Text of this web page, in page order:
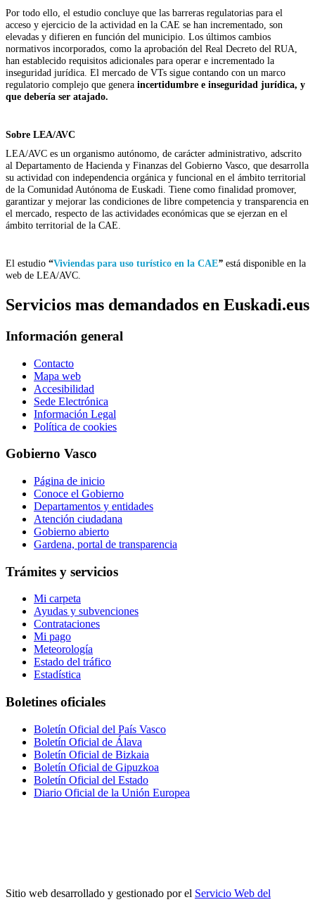
Por todo ello, el estudio concluye que las barreras regulatorias para el
acceso y ejercicio de la actividad en la CAE se han incrementado, son
elevadas y difieren en función del municipio. Los últimos cambios
normativos incorporados, como la aprobación del Real Decreto del RUA,
han establecido requisitos adicionales para operar e incrementado la
inseguridad jurídica. El mercado de VTs sigue contando con un marco
regulatorio complejo que genera incertidumbre e inseguridad jurídica, y
que debería ser atajado.
Sobre LEA/AVC
LEA/AVC es un organismo autónomo, de carácter administrativo, adscrito
al Departamento de Hacienda y Finanzas del Gobierno Vasco, que desarrolla
su actividad con independencia orgánica y funcional en el ámbito territorial
de la Comunidad Autónoma de Euskadi. Tiene como finalidad promover,
garantizar y mejorar las condiciones de libre competencia y transparencia en
el mercado, respecto de las actividades económicas que se ejerzan en el
ámbito territorial de la CAE.
El estudio “Viviendas para uso turístico en la CAE” está disponible en la
web de LEA/AVC.
Servicios mas demandados en Euskadi.eus
Información general
Contacto
Mapa web
Accesibilidad
Sede Electrónica
Información Legal
Política de cookies
Gobierno Vasco
Página de inicio
Conoce el Gobierno
Departamentos y entidades
Atención ciudadana
Gobierno abierto
Gardena, portal de transparencia
Trámites y servicios
Mi carpeta
Ayudas y subvenciones
Contrataciones
Mi pago
Meteorología
Estado del tráfico
Estadística
Boletines oficiales
Boletín Oficial del País Vasco
Boletín Oficial de Álava
Boletín Oficial de Bizkaia
Boletín Oficial de Gipuzkoa
Boletín Oficial del Estado
Diario Oficial de la Unión Europea
Sitio web desarrollado y gestionado por el Servicio Web del